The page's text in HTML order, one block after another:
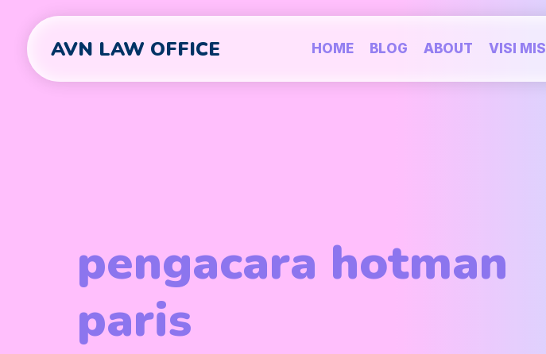
AVN LAW OFFICE HOME BLOG ABOUT VISI MISI
pengacara hotman
paris